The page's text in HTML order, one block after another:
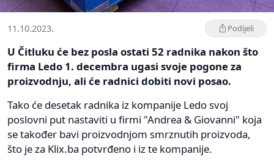
11.10.2023. Podijeli
U Čitluku će bez posla ostati 52 radnika nakon što
firma Ledo 1. decembra ugasi svoje pogone za
proizvodnju, ali će radnici dobiti novi posao.
Tako će desetak radnika iz kompanije Ledo svoj
poslovni put nastaviti u firmi "Andrea & Giovanni" koja
se također bavi proizvodnjom smrznutih proizvoda,
što je za Klix.ba potvrđeno i iz te kompanije.